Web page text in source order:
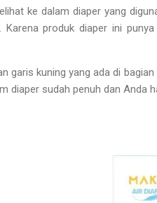
ke dalam diaper yang
Karena produk diaper ini
garis kuning yang ada di
diaper sudah penuh dan Anda